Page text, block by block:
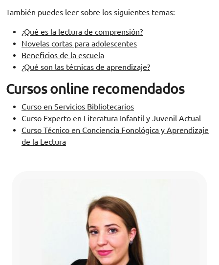
También puedes leer sobre los siguientes temas:
¿Qué es la lectura de comprensión?
Novelas cortas para adolescentes
Beneficios de la escuela
¿Qué son las técnicas de aprendizaje?
Cursos online recomendados
Curso en Servicios Bibliotecarios
Curso Experto en Literatura Infantil y Juvenil Actual
Curso Técnico en Conciencia Fonológica y Aprendizaje
de la Lectura